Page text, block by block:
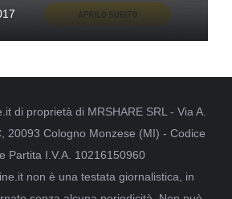
di proprietà di MRSHARE SRL - Via A.
20093 Cologno Monzese (MI) - Codice
Partita I.V.A. 10216150960
non è una testata giornalistica, in